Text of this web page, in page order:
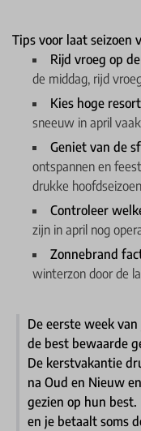
Tips voor laat seizoen
Rijd vroeg op
de middag, rijd
Kies hoge
sneeuw in april
Geniet van de
ontspannen en
drukke hoofdseizoen
Controleer
zijn in april nog
Zonnebrand
winterzon door de
De eerste week
de best bewaarde
De kerstvakantie
na Oud en Nieuw
gezien op hun
en je betaalt soms